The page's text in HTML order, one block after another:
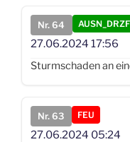
Nr. 64 AUSN_DRZF
27.06.2024 17:56
Sturmschaden an
Nr. 63 FEU
27.06.2024 05:24